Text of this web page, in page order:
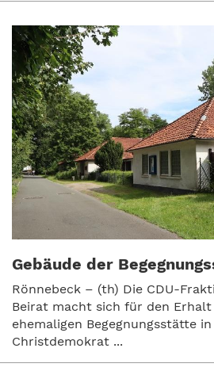
Gebäude der
Rönnebeck – (th) Die CDU-
Beirat macht sich für den Erhalt
ehemaligen Begegnungsstätte
Christdemokrat ...